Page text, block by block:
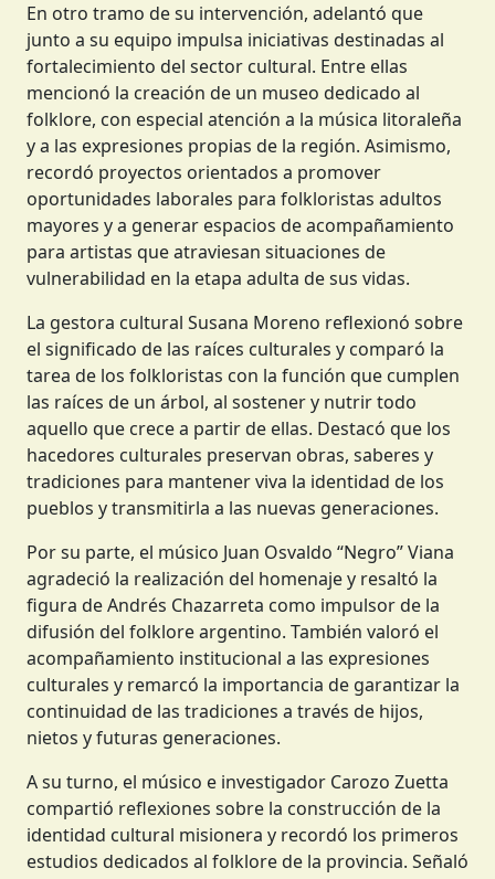
En otro tramo de su intervención, adelantó que
junto a su equipo impulsa iniciativas destinadas al
fortalecimiento del sector cultural. Entre ellas
mencionó la creación de un museo dedicado al
folklore, con especial atención a la música litoraleña
y a las expresiones propias de la región. Asimismo,
recordó proyectos orientados a promover
oportunidades laborales para folkloristas adultos
mayores y a generar espacios de acompañamiento
para artistas que atraviesan situaciones de
vulnerabilidad en la etapa adulta de sus vidas.
La gestora cultural Susana Moreno reflexionó sobre
el significado de las raíces culturales y comparó la
tarea de los folkloristas con la función que cumplen
las raíces de un árbol, al sostener y nutrir todo
aquello que crece a partir de ellas. Destacó que los
hacedores culturales preservan obras, saberes y
tradiciones para mantener viva la identidad de los
pueblos y transmitirla a las nuevas generaciones.
Por su parte, el músico Juan Osvaldo “Negro” Viana
agradeció la realización del homenaje y resaltó la
figura de Andrés Chazarreta como impulsor de la
difusión del folklore argentino. También valoró el
acompañamiento institucional a las expresiones
culturales y remarcó la importancia de garantizar la
continuidad de las tradiciones a través de hijos,
nietos y futuras generaciones.
A su turno, el músico e investigador Carozo Zuetta
compartió reflexiones sobre la construcción de la
identidad cultural misionera y recordó los primeros
estudios dedicados al folklore de la provincia. Señaló